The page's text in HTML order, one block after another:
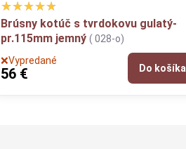
Brúsny kotúč s tvrdokovu gulatý-
pr.115mm jemný( 028-o)
❌Vypredané
56 € Do košíka